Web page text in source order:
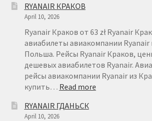
ВРОЦЛАВ
RYANAIR КРАКОВ
April 10, 2026
Ryanair Краков от 63 zł Ryanair
авиабилеты авиакомпании Ryanair
Польша. Рейсы Ryanair Краков,
дешевых авиабилетов Ryanair.
рейсы авиакомпании Ryanair из
купить… Read more:
RYANAIR ГДАНЬСК
April 10, 2026